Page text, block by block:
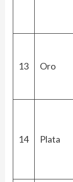
13 Oro
14 Plata